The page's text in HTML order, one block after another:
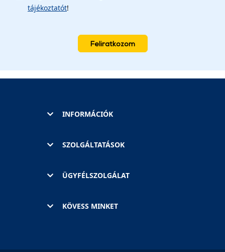
tájékoztatót!
Feliratkozom
INFORMÁCIÓK
SZOLGÁLTATÁSOK
ÜGYFÉLSZOLGÁLAT
KÖVESS MINKET